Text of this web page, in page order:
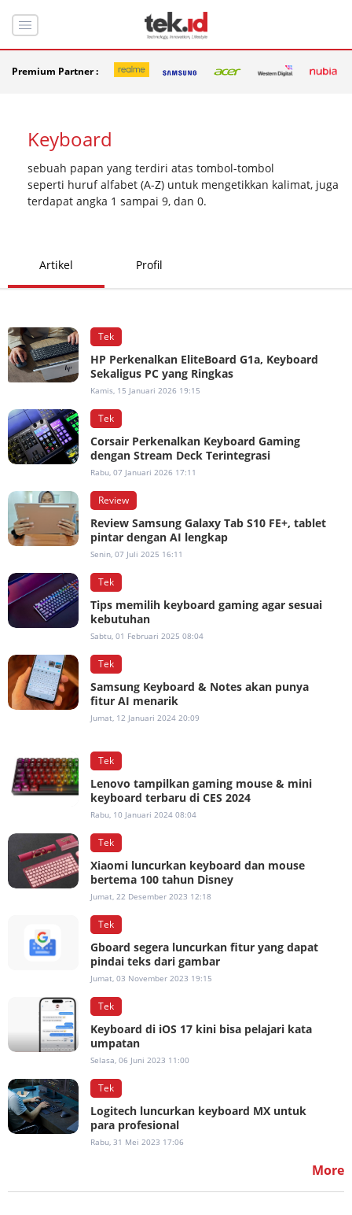
Premium Partner :
Keyboard
sebuah papan yang terdiri atas tombol-tombol
seperti huruf alfabet (A-Z) untuk mengetikkan kalimat, juga
terdapat angka 1 sampai 9, dan 0.
Artikel Profil
Tek
HP Perkenalkan EliteBoard G1a, Keyboard
Sekaligus PC yang Ringkas
Kamis, 15 Januari 2026 19:15
Tek
Corsair Perkenalkan Keyboard Gaming
dengan Stream Deck Terintegrasi
Rabu, 07 Januari 2026 17:11
Review
Review Samsung Galaxy Tab S10 FE+, tablet
pintar dengan AI lengkap
Senin, 07 Juli 2025 16:11
Tek
Tips memilih keyboard gaming agar sesuai
kebutuhan
Sabtu, 01 Februari 2025 08:04
Tek
Samsung Keyboard & Notes akan punya
fitur AI menarik
Jumat, 12 Januari 2024 20:09
Tek
Lenovo tampilkan gaming mouse & mini
keyboard terbaru di CES 2024
Rabu, 10 Januari 2024 08:04
Tek
Xiaomi luncurkan keyboard dan mouse
bertema 100 tahun Disney
Jumat, 22 Desember 2023 12:18
Tek
Gboard segera luncurkan fitur yang dapat
pindai teks dari gambar
Jumat, 03 November 2023 19:15
Tek
Keyboard di iOS 17 kini bisa pelajari kata
umpatan
Selasa, 06 Juni 2023 11:00
Tek
Logitech luncurkan keyboard MX untuk
para profesional
Rabu, 31 Mei 2023 17:06
More